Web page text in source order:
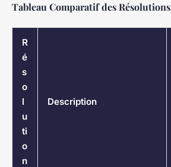
Tableau Comparatif des Résolutions
R
é
s
o
l
u
ti
o
n
Description